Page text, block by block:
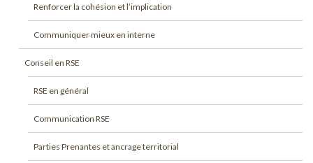
Renforcer la cohésion et l’implication
Communiquer mieux en interne
Conseil en RSE
RSE en général
Communication RSE
Parties Prenantes et ancrage territorial